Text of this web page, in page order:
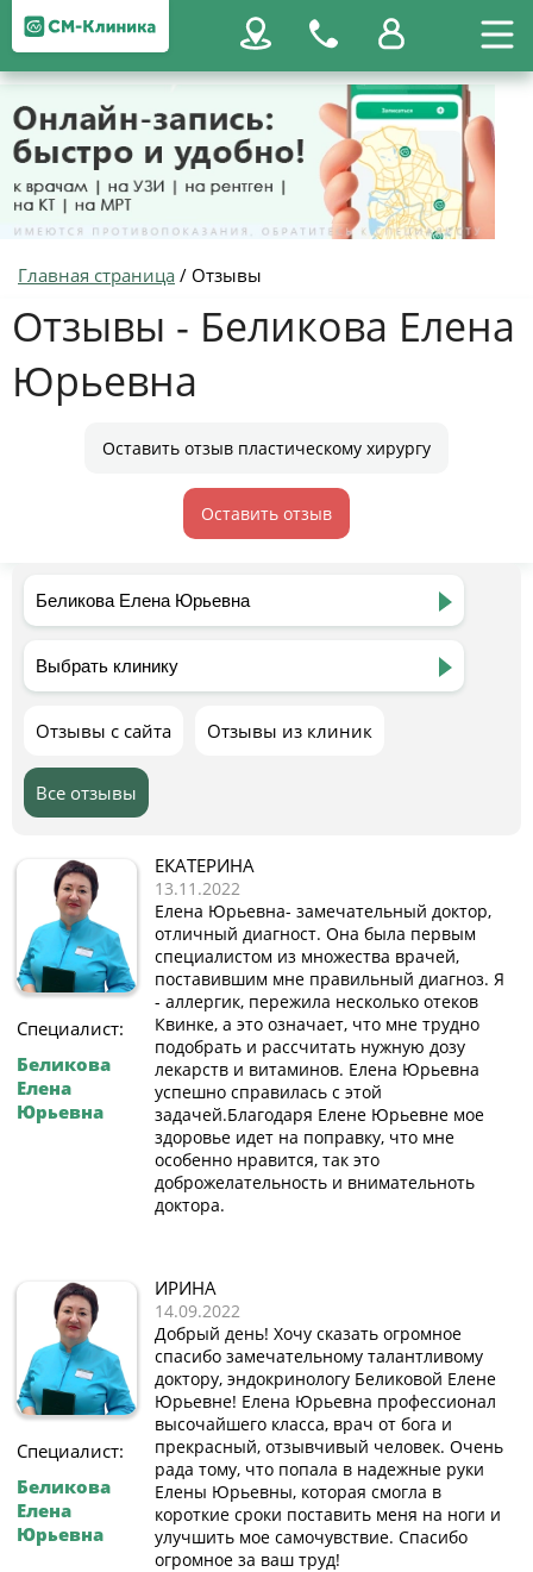
Главная страница / Отзывы
Отзывы - Беликова Елена
Юрьевна
Оставить отзыв пластическому хирургу
Оставить отзыв
Отзывы с сайта Отзывы из клиник
Все отзывы
Специалист:
Беликова
Елена
Юрьевна
ЕКАТЕРИНА
13.11.2022
Елена Юрьевна- замечательный доктор,
отличный диагност. Она была первым
специалистом из множества врачей,
поставившим мне правильный диагноз. Я
- аллергик, пережила несколько отеков
Квинке, а это означает, что мне трудно
подобрать и рассчитать нужную дозу
лекарств и витаминов. Елена Юрьевна
успешно справилась с этой
задачей.Благодаря Елене Юрьевне мое
здоровье идет на поправку, что мне
особенно нравится, так это
доброжелательность и внимательноть
доктора.
Специалист:
Беликова
Елена
Юрьевна
ИРИНА
14.09.2022
Добрый день! Хочу сказать огромное
спасибо замечательному талантливому
доктору, эндокринологу Беликовой Елене
Юрьевне! Елена Юрьевна профессионал
высочайшего класса, врач от бога и
прекрасный, отзывчивый человек. Очень
рада тому, что попала в надежные руки
Елены Юрьевны, которая смогла в
короткие сроки поставить меня на ноги и
улучшить мое самочувствие. Спасибо
огромное за ваш труд!